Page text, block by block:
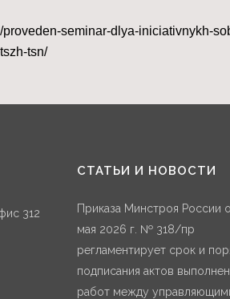
seminar-dlya-iniciativnykh-
tsn/
312
СТАТЬИ И НОВОСТИ
Приказа Минстроя России
мая 2026 г. № 318/пр
регламентирует срок и
подписания актов
работ между